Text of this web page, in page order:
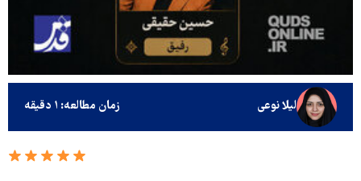
لیلا نوعی زمان مطالعه: ۱ دقیقه